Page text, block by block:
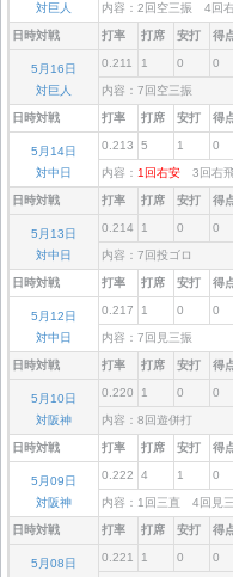
対巨人
内容：2回空三振 4
日時対戦 打率 打席 安打 得
5月16日
対巨人
0.211 1 0 0
内容：7回空三振
日時対戦 打率 打席 安打 得
5月14日
対中日
0.213 5 1 0
内容： 1回右安 3回右
日時対戦 打率 打席 安打 得
5月13日
対中日
0.214 1 0 0
内容：7回投ゴロ
日時対戦 打率 打席 安打 得
5月12日
対中日
0.217 1 0 0
内容：7回見三振
日時対戦 打率 打席 安打 得
5月10日
対阪神
0.220 1 0 0
内容：8回遊併打
日時対戦 打率 打席 安打 得
5月09日
対阪神
0.222 4 1 0
内容：1回三直 4回見
日時対戦 打率 打席 安打 得
5月08日
0.221 1 0 0